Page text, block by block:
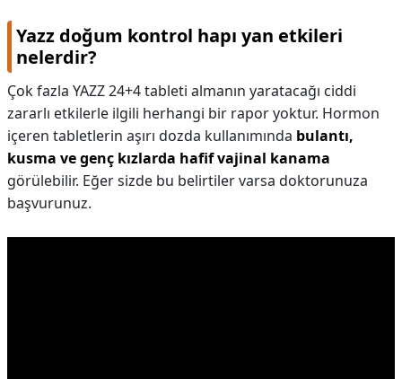
Yazz doğum kontrol hapı yan etkileri
nelerdir?
Çok fazla YAZZ 24+4 tableti almanın yaratacağı ciddi
zararlı etkilerle ilgili herhangi bir rapor yoktur. Hormon
içeren tabletlerin aşırı dozda kullanımında bulantı,
kusma ve genç kızlarda hafif vajinal kanama
görülebilir. Eğer sizde bu belirtiler varsa doktorunuza
başvurunuz.